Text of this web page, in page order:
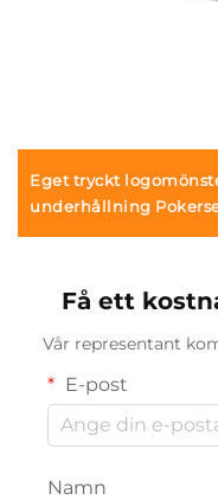
Eget tryckt
underhållning
Få ett
Vår representant
E-post
Namn